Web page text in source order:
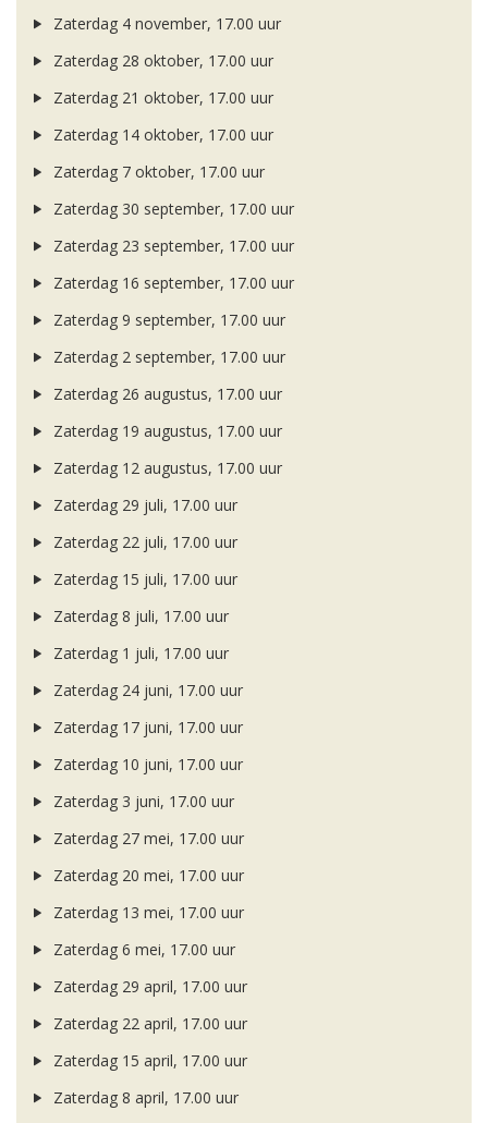
Zaterdag 4 november, 17.00 uur
Zaterdag 28 oktober, 17.00 uur
Zaterdag 21 oktober, 17.00 uur
Zaterdag 14 oktober, 17.00 uur
Zaterdag 7 oktober, 17.00 uur
Zaterdag 30 september, 17.00 uur
Zaterdag 23 september, 17.00 uur
Zaterdag 16 september, 17.00 uur
Zaterdag 9 september, 17.00 uur
Zaterdag 2 september, 17.00 uur
Zaterdag 26 augustus, 17.00 uur
Zaterdag 19 augustus, 17.00 uur
Zaterdag 12 augustus, 17.00 uur
Zaterdag 29 juli, 17.00 uur
Zaterdag 22 juli, 17.00 uur
Zaterdag 15 juli, 17.00 uur
Zaterdag 8 juli, 17.00 uur
Zaterdag 1 juli, 17.00 uur
Zaterdag 24 juni, 17.00 uur
Zaterdag 17 juni, 17.00 uur
Zaterdag 10 juni, 17.00 uur
Zaterdag 3 juni, 17.00 uur
Zaterdag 27 mei, 17.00 uur
Zaterdag 20 mei, 17.00 uur
Zaterdag 13 mei, 17.00 uur
Zaterdag 6 mei, 17.00 uur
Zaterdag 29 april, 17.00 uur
Zaterdag 22 april, 17.00 uur
Zaterdag 15 april, 17.00 uur
Zaterdag 8 april, 17.00 uur